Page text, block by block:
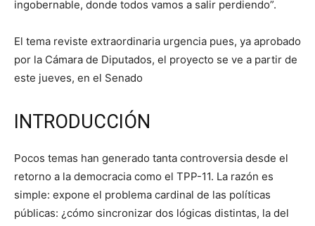
ingobernable, donde todos vamos a salir perdiendo”.
El tema reviste extraordinaria urgencia pues, ya aprobado
por la Cámara de Diputados, el proyecto se ve a partir de
este jueves, en el Senado
INTRODUCCIÓN
Pocos temas han generado tanta controversia desde el
retorno a la democracia como el TPP-11. La razón es
simple: expone el problema cardinal de las políticas
públicas: ¿cómo sincronizar dos lógicas distintas, la del